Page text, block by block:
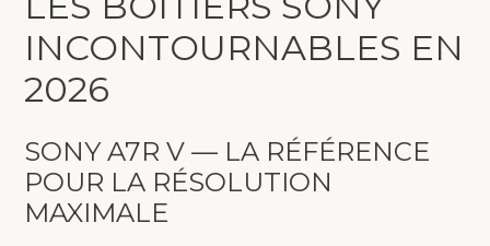
INCONTOURNABLES EN
2026
SONY A7R V — LA RÉFÉRENCE
POUR LA RÉSOLUTION
MAXIMALE